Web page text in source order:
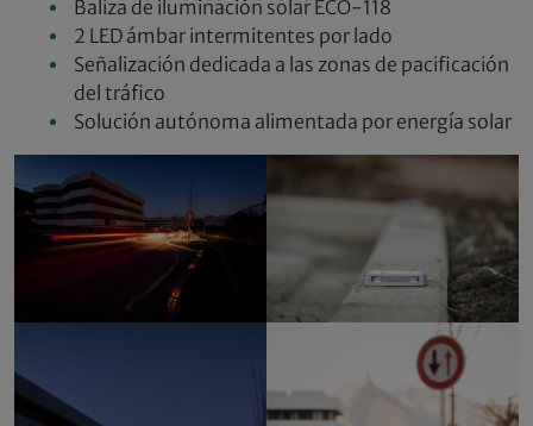
Baliza de iluminación solar ECO-118
2 LED ámbar intermitentes por lado
Señalización dedicada a las zonas de pacificación
del tráfico
Solución autónoma alimentada por energía solar